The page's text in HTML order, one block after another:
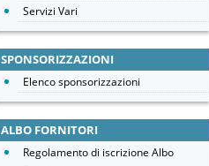
Servizi Vari
SPONSORIZZAZIONI
Elenco sponsorizzazioni
ALBO FORNITORI
Regolamento di iscrizione Albo